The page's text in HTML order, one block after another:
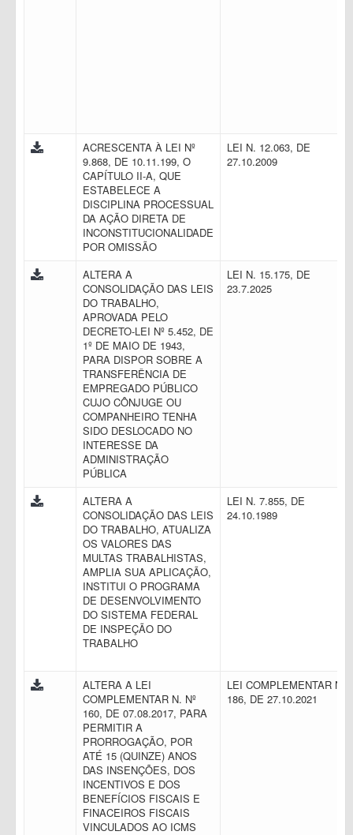
ACRESCENTA À LEI Nº
9.868, DE 10.11.199, O
CAPÍTULO II-A, QUE
ESTABELECE A
DISCIPLINA PROCESSUAL
DA AÇÃO DIRETA DE
INCONSTITUCIONALIDADE
POR OMISSÃO
LEI N. 12.063, DE
27.10.2009
ALTERA A
CONSOLIDAÇÃO DAS LEIS
DO TRABALHO,
APROVADA PELO
DECRETO-LEI Nº 5.452, DE
1º DE MAIO DE 1943,
PARA DISPOR SOBRE A
TRANSFERÊNCIA DE
EMPREGADO PÚBLICO
CUJO CÔNJUGE OU
COMPANHEIRO TENHA
SIDO DESLOCADO NO
INTERESSE DA
ADMINISTRAÇÃO
PÚBLICA
LEI N. 15.175, DE
23.7.2025
ALTERA A
CONSOLIDAÇÃO DAS LEIS
DO TRABALHO, ATUALIZA
OS VALORES DAS
MULTAS TRABALHISTAS,
AMPLIA SUA APLICAÇÃO,
INSTITUI O PROGRAMA
DE DESENVOLVIMENTO
DO SISTEMA FEDERAL
DE INSPEÇÃO DO
TRABALHO
LEI N. 7.855, DE
24.10.1989
ALTERA A LEI
COMPLEMENTAR N. Nº
160, DE 07.08.2017, PARA
PERMITIR A
PRORROGAÇÃO, POR
ATÉ 15 (QUINZE) ANOS
DAS INSENÇÕES, DOS
INCENTIVOS E DOS
BENEFÍCIOS FISCAIS E
FINACEIROS FISCAIS
VINCULADOS AO ICMS
LEI COMPLEMENTAR N.
186, DE 27.10.2021